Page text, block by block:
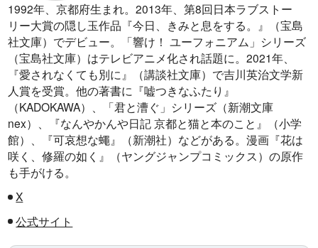
1992年、京都府生まれ。2013年、第8回日本ラブストー
リー大賞の隠し玉作品『今日、きみと息をする。』（宝島
社文庫）でデビュー。「響け！ ユーフォニアム」シリーズ
（宝島社文庫）はテレビアニメ化され話題に。2021年、
『愛されなくても別に』（講談社文庫）で吉川英治文学新
人賞を受賞。他の著書に『嘘つきなふたり』
（KADOKAWA）、「君と漕ぐ」シリーズ（新潮文庫
nex）、『なんやかんや日記 京都と猫と本のこと』（小学
館）、『可哀想な蠅』（新潮社）などがある。漫画『花は
咲く、修羅の如く』（ヤングジャンプコミックス）の原作
も手がける。
X
公式サイト